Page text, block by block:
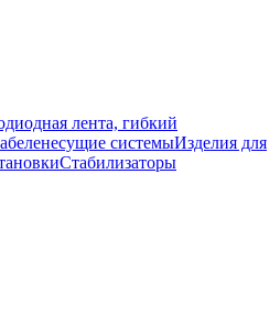
лента, гибкий
системыИзделия для
Стабилизаторы